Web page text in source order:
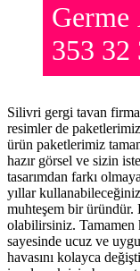
Germe
353 32
Silivri gergi tavan
resimler de
ürün paketlerimiz
hazır görsel ve sizin
tasarımdan farkı
yıllar
muhteşem bir
olabilirsiniz. Tamamen
sayesinde ucuz ve
havasını kolayca